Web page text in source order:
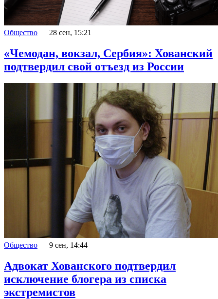
Общество 28 сен, 15:21
«Чемодан, вокзал, Сербия»: Хованский
подтвердил свой отъезд из России
Общество 9 сен, 14:44
Адвокат Хованского подтвердил
исключение блогера из списка
экстремистов